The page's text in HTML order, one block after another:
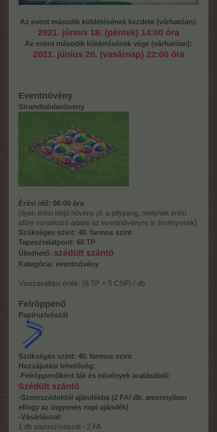
Az event második küldetésének kezdete (várhatóan):
2021. június 18. (péntek) 14:00 óra
Az event második küldetésének vége (várhatóan):
2021. június 20. (vasárnap) 22:00 óra
Eventnövény
Strandlabdanövény
Érési idő: 06:00 óra
(ilyen érési idejű növény pl. a pitypang, melynek érési
időre vonatkozó adatai az eventnövényre is érvényesek)
Szükséges szint: 40. farmos szint
Tapasztalatpont: 60 TP
Ültethető: szédült szántó
Kategória: eventnövény
Visszaváltási érték: (8 TP + 5 CSP) / db
Felröppenő
Papírszívószál
Szükséges szint: 40. farmos szint
Hozzájutási lehetőség:
-Felröppenőként fák és növények aratásából:
Szédült szántó
-Szomszédoktól ajándékba (2 FA/ db, amennyiben
elfogy az ingyenes napi ajándék)
-Vásárlással:
1 db papírszívószál - 2 FA